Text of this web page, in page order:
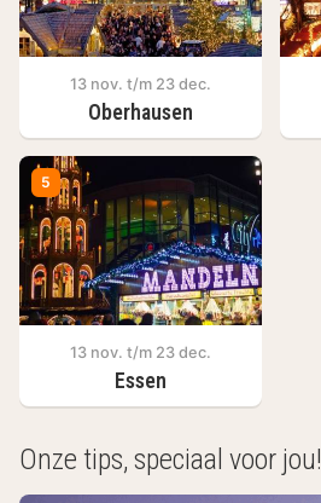
13 nov. t/m 23 dec.
Oberhausen
5
13 nov. t/m 23 dec.
Essen
Onze tips, speciaal voor jou!